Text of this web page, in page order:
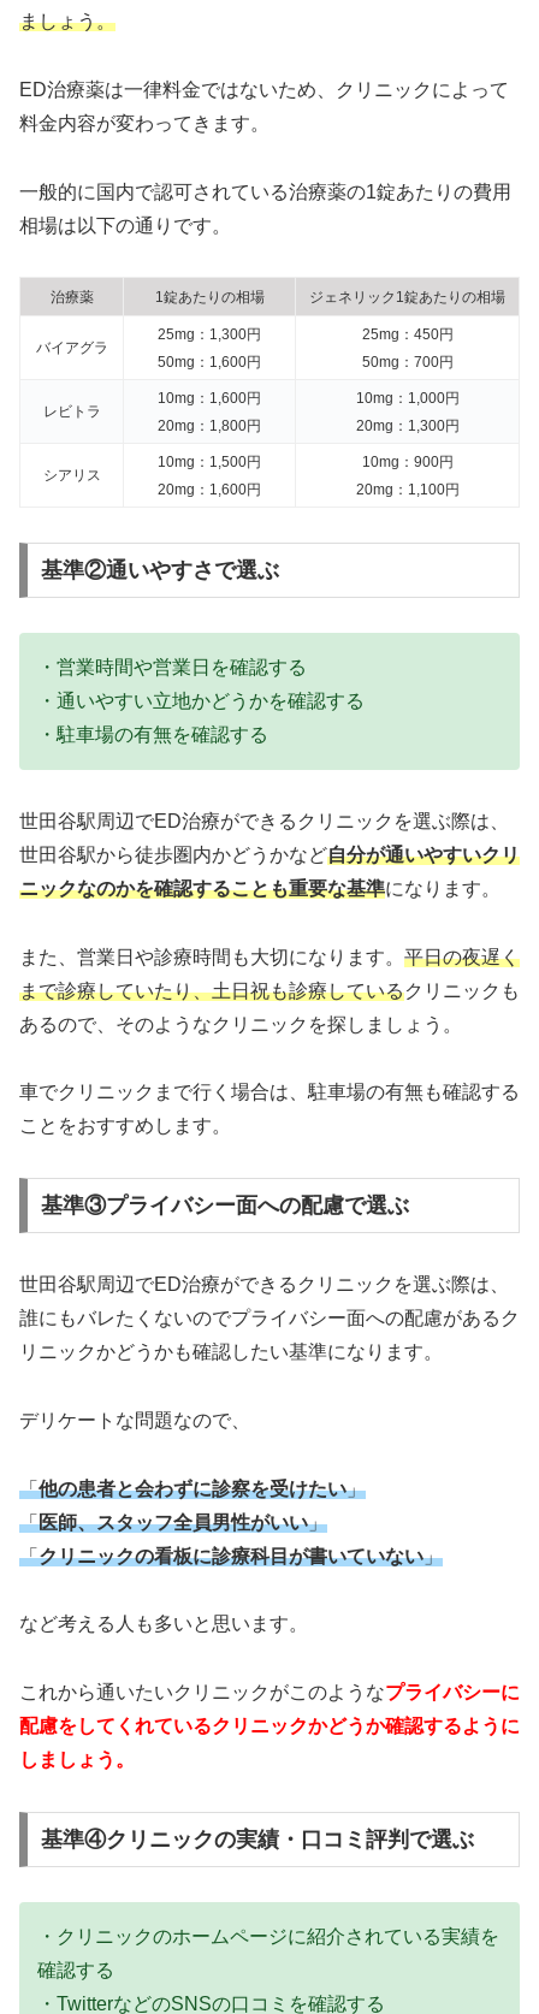
ましょう。
ED治療薬は一律料金ではないため、クリニックによって
料金内容が変わってきます。
一般的に国内で認可されている治療薬の1錠あたりの費用
相場は以下の通りです。
治療薬 1錠あたりの相場 ジェネリック1錠あたりの相場
バイアグラ
25mg：1,300円
50mg：1,600円
25mg：450円
50mg：700円
レビトラ
10mg：1,600円
20mg：1,800円
10mg：1,000円
20mg：1,300円
シアリス
10mg：1,500円
20mg：1,600円
10mg：900円
20mg：1,100円
基準②通いやすさで選ぶ
・営業時間や営業日を確認する
・通いやすい立地かどうかを確認する
・駐車場の有無を確認する
世田谷駅周辺でED治療ができるクリニックを選ぶ際は、
世田谷駅から徒歩圏内かどうかなど自分が通いやすいクリ
ニックなのかを確認することも重要な基準になります。
また、営業日や診療時間も大切になります。 平日の夜遅く
まで診療していたり、土日祝も診療しているクリニックも
あるので、そのようなクリニックを探しましょう。
車でクリニックまで行く場合は、駐車場の有無も確認する
ことをおすすめします。
基準③プライバシー面への配慮で選ぶ
世田谷駅周辺でED治療ができるクリニックを選ぶ際は、
誰にもバレたくないのでプライバシー面への配慮があるク
リニックかどうかも確認したい基準になります。
デリケートな問題なので、
「他の患者と会わずに診察を受けたい」
「医師、スタッフ全員男性がいい」
「クリニックの看板に診療科目が書いていない」
など考える人も多いと思います。
これから通いたいクリニックがこのようなプライバシーに
配慮をしてくれているクリニックかどうか確認するように
しましょう。
基準④クリニックの実績・口コミ評判で選ぶ
・クリニックのホームページに紹介されている実績を
確認する
・TwitterなどのSNSの口コミを確認する